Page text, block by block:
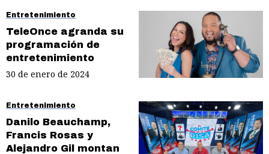
Entretenimiento
TeleOnce agranda su
programación de
entretenimiento
30 de enero de 2024
Entretenimiento
Danilo Beauchamp,
Francis Rosas y
Alejandro Gil montan